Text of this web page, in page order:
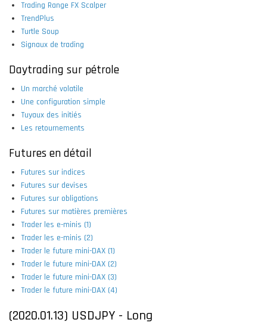
Trading Range FX Scalper
TrendPlus
Turtle Soup
Signaux de trading
Daytrading sur pétrole
Un marché volatile
Une configuration simple
Tuyaux des initiés
Les retournements
Futures en détail
Futures sur indices
Futures sur devises
Futures sur obligations
Futures sur matières premières
Trader les e-minis (1)
Trader les e-minis (2)
Trader le future mini-DAX (1)
Trader le future mini-DAX (2)
Trader le future mini-DAX (3)
Trader le future mini-DAX (4)
(2020.01.13) USDJPY - Long